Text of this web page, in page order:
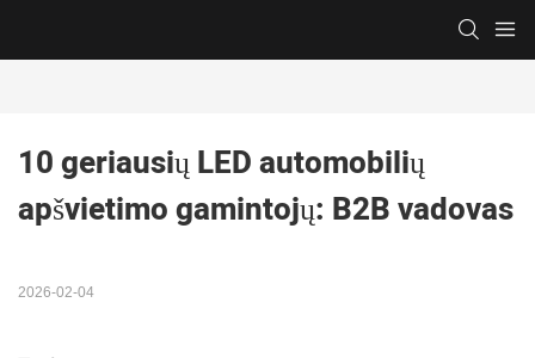
10 geriausių LED automobilių
apšvietimo gamintojų: B2B vadovas
2026-02-04